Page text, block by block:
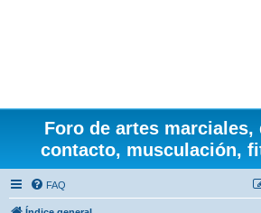
Foro de artes marciales,
contacto, musculación,
FAQ